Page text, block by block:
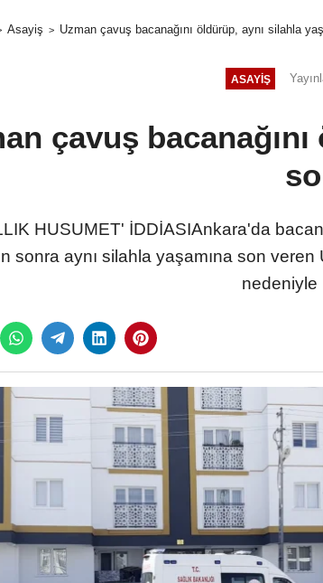
Asayiş Uzman çavuş bacanağını öldürüp, aynı silahla
ASAYIŞ
çavuş
HUSUMET' İDDİASIAnkara'da
sonra aynı silahla yaşamına son veren
nedeniyle